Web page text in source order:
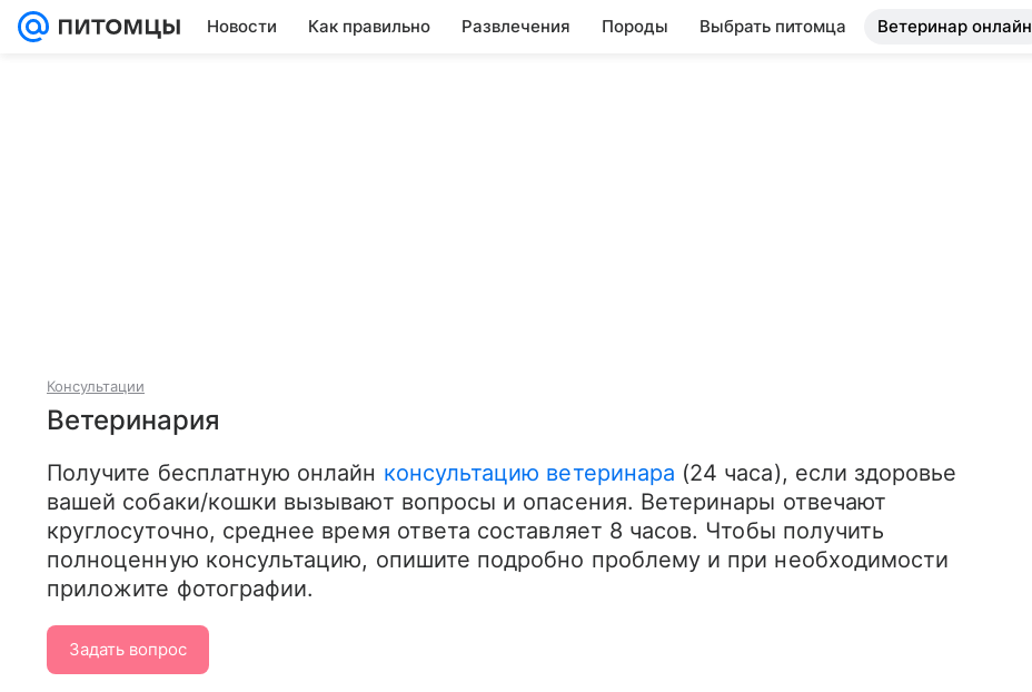
Новости Как правильно Развлечения Породы Выбрать питомца Ветеринар онлайн
Консультации
Ветеринария
Получите бесплатную онлайн консультацию ветеринара (24 часа), если здоровье
вашей собаки/кошки вызывают вопросы и опасения. Ветеринары отвечают
круглосуточно, среднее время ответа составляет 8 часов. Чтобы получить
полноценную консультацию, опишите подробно проблему и при необходимости
приложите фотографии.
Задать вопрос